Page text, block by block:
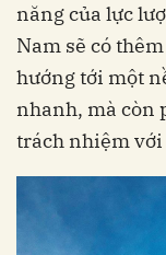
năng của lực
Nam sẽ có
hướng tới một
nhanh, mà còn
trách nhiệm với